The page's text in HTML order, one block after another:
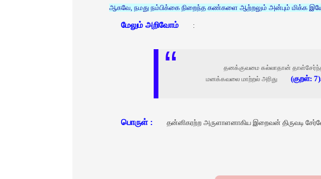
ஆகவே, நமது நம்பிக்கை நிறைந்த கண்களை ஆற்றலும் அன்பும் மிக்க
மேலும் அறிவோம் :
தனக்குவமை கல்லாதான்
மனக்கவலை மாற்றல் அரிது
(குறள்:
பொருள் : தன்னிகரற்ற அருளாளனாகிய இறைவன் திருவடி